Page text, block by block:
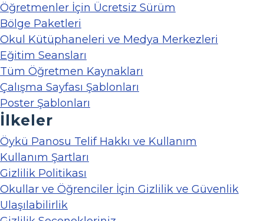
Öğretmenler İçin Ücretsiz Sürüm
Bölge Paketleri
Okul Kütüphaneleri ve Medya Merkezleri
Eğitim Seansları
Tüm Öğretmen Kaynakları
Çalışma Sayfası Şablonları
Poster Şablonları
İlkeler
Öykü Panosu Telif Hakkı ve Kullanım
Kullanım Şartları
Gizlilik Politikası
Okullar ve Öğrenciler İçin Gizlilik ve Güvenlik
Ulaşılabilirlik